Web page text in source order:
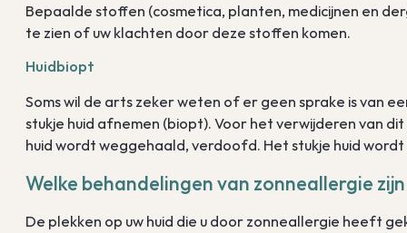
Bepaalde stoffen (cosmetica, planten, medicijnen en
te zien of uw klachten door deze stoffen komen.
Huidbiopt
Soms wil de arts zeker weten of er geen sprake is van
stukje huid afnemen (biopt). Voor het verwijderen van
huid wordt weggehaald, verdoofd. Het stukje huid
Welke behandelingen van zonneallergie
De plekken op uw huid die u door zonneallergie heeft